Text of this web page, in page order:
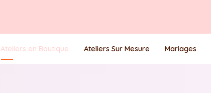
Ateliers en Boutique Ateliers Sur Mesure Mariages